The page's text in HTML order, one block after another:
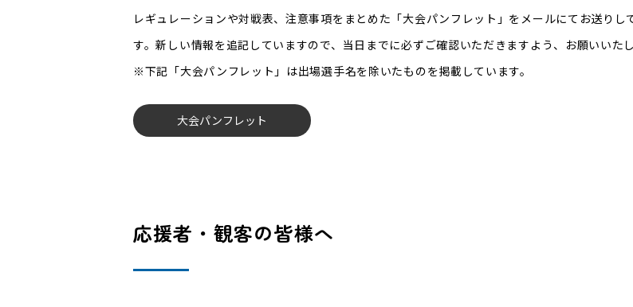
レギュレーションや対戦表、注意事項をまとめた「大会パンフレット」をメールにてお送りし
す。新しい情報を追記していますので、当日までに必ずご確認いただきますよう、お願いいたし
※下記「大会パンフレット」は出場選手名を除いたものを掲載しています。
大会パンフレット
応援者・観客の皆様へ